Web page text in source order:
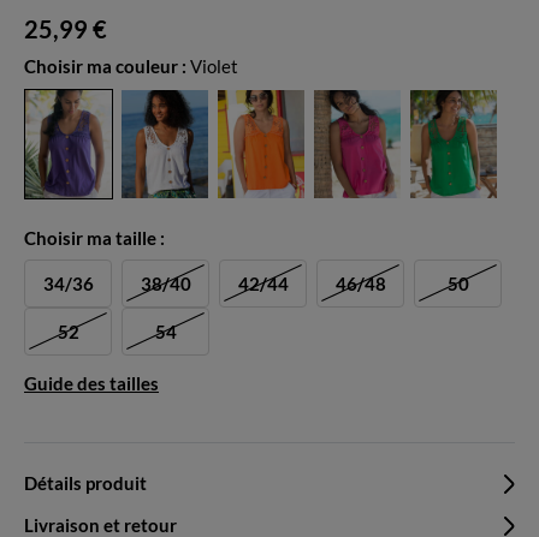
25,99 €
Choisir ma couleur : Violet
Choisir ma taille :
34/36 38/40 42/44 46/48 50
52 54
Guide des tailles
Détails produit
Livraison et retour